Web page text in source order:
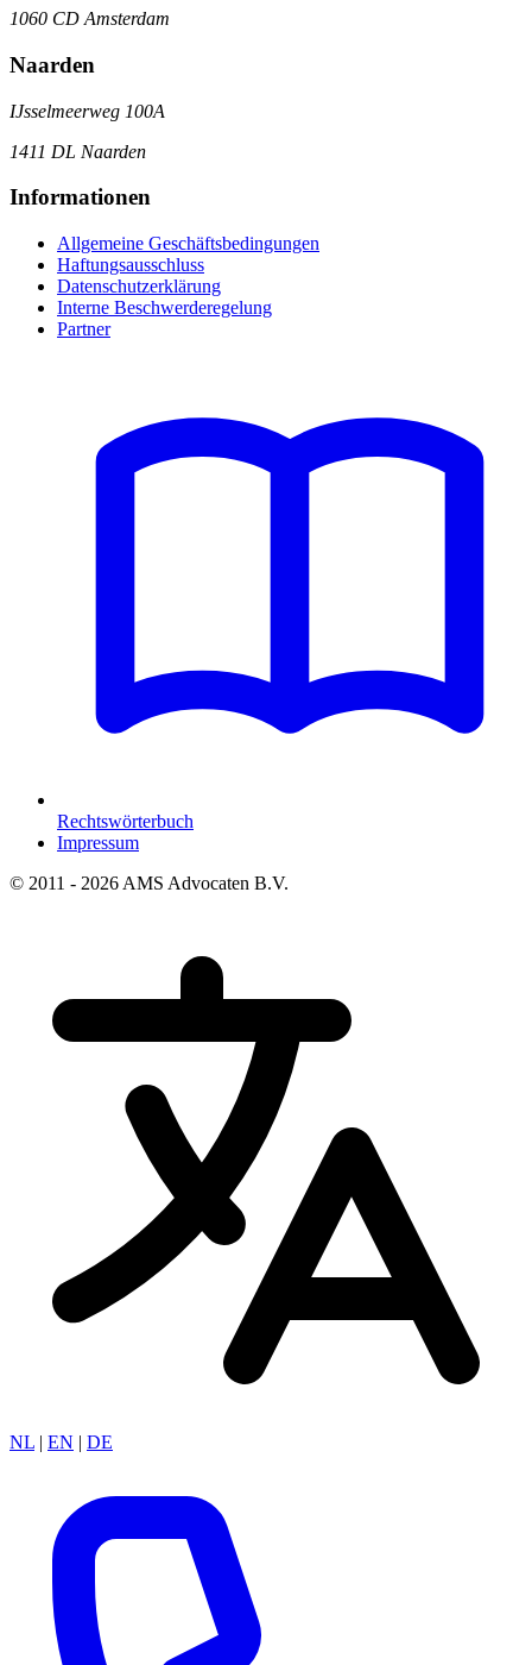
1060 CD Amsterdam
Naarden
IJsselmeerweg 100A
1411 DL Naarden
Informationen
Allgemeine Geschäftsbedingungen
Haftungsausschluss
Datenschutzerklärung
Interne Beschwerderegelung
Partner
Rechtswörterbuch
Impressum
© 2011 - 2026 AMS Advocaten B.V.
NL | EN | DE